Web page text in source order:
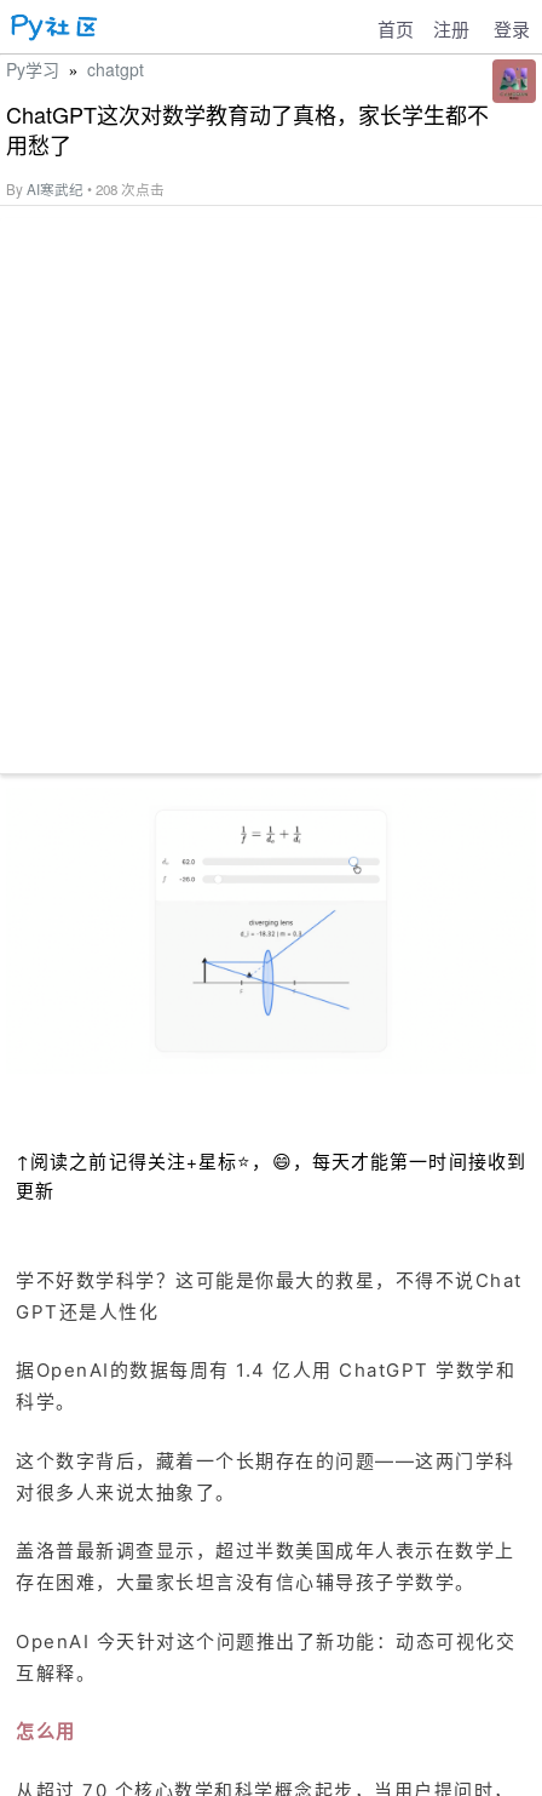
首页 注册 登录
Py学习 » chatgpt
ChatGPT这次对数学教育动了真格，家长学生都不
用愁了
ByAI寒武纪 • 208 次点击
↑阅读之前记得关注+星标⭐️，😄，每天才能第一时间接收到
更新
学不好数学科学？这可能是你最大的救星，不得不说Chat
GPT还是人性化
据OpenAI的数据每周有 1.4 亿人用 ChatGPT 学数学和
科学。
这个数字背后，藏着一个长期存在的问题——这两门学科
对很多人来说太抽象了。
盖洛普最新调查显示，超过半数美国成年人表示在数学上
存在困难，大量家长坦言没有信心辅导孩子学数学。
OpenAI 今天针对这个问题推出了新功能：动态可视化交
互解释。
怎么用
从超过 70 个核心数学和科学概念起步，当用户提问时，